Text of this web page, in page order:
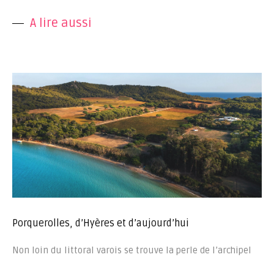
A lire aussi
Porquerolles, d’Hyères et d’aujourd’hui
Non loin du littoral varois se trouve la perle de l’archipel